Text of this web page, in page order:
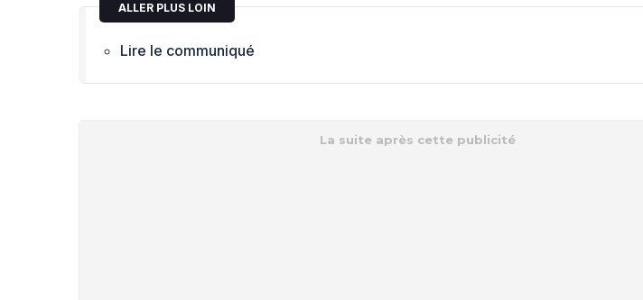
ALLER PLUS LOIN
Lire le communiqué